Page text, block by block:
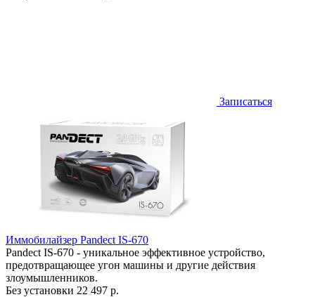
Записаться
Иммобилайзер Pandect IS-670
Pandect IS-670 - уникальное эффективное устройство,
предотвращающее угон машины и другие действия
злоумышленников.
Без установки 22 497 р.